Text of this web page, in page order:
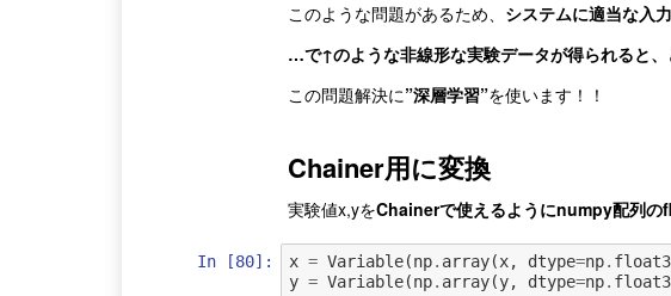
このような問題があるため、 システムに適当な入
…で↑のような非線形な実験データが得られると
この問題解決に”深層学習”を使います！！
Chainer用に変換
実験値x,yをChainerで使えるようにnumpy配列の
In [80]: x = Variable(np. array(x, dtype=np.
y = Variable(np. array(y, dtype=np.